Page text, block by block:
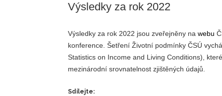
Výsledky za rok 2022
Výsledky za rok 2022 jsou zveřejněny na webu
konference. Šetření Životní podmínky ČSÚ
Statistics on Income and Living Conditions),
mezinárodní srovnatelnost zjištěných údajů.
Sdílejte: